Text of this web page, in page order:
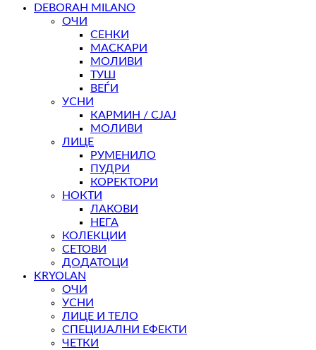
DEBORAH MILANO
ОЧИ
СЕНКИ
МАСКАРИ
МОЛИВИ
ТУШ
ВЕЃИ
УСНИ
КАРМИН / СЈАЈ
МОЛИВИ
ЛИЦЕ
РУМЕНИЛО
ПУДРИ
КОРЕКТОРИ
НОКТИ
ЛАКОВИ
НЕГА
КОЛЕКЦИИ
СЕТОВИ
ДОДАТОЦИ
KRYOLAN
ОЧИ
УСНИ
ЛИЦЕ И ТЕЛО
СПЕЦИЈАЛНИ ЕФЕКТИ
ЧЕТКИ